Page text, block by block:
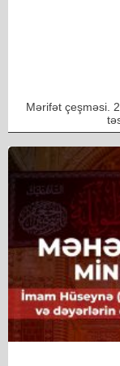
Mərifət çeşməsi.